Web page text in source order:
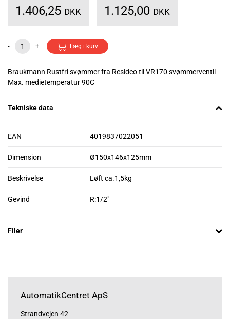
1.406,25 DKK 1.125,00 DKK
- + Læg i kurv
Braukmann Rustfri svømmer fra Resideo til VR170 svømmerventil
Max. medietemperatur 90C
Tekniske data
EAN 4019837022051
Dimension Ø150x146x125mm
Beskrivelse Løft ca.1,5kg
Gevind R:1/2"
Filer
AutomatikCentret ApS
Strandvejen 42